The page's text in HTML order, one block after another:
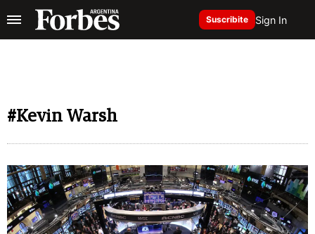
Suscribite Sign In
#Kevin Warsh